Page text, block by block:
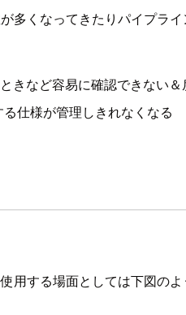
多くなってきたりパイプラ
きなど容易に確認できない＆
仕様が管理しきれなくなる
用する場面としては下図の